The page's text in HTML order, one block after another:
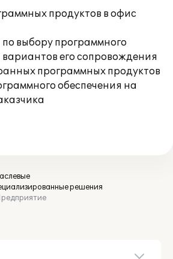
продуктов в офис
выбору программного
вариантов его сопровождения
программных продуктов
обеспечения на
решения